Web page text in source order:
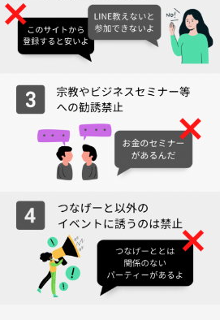
かかりますのでお控えお願いします。
ください。
お願いいたします。
協力をお願いします！
業行為
途中退室や今後の参加をお断りさせてい
のトラブルの際もご安心いただけます。